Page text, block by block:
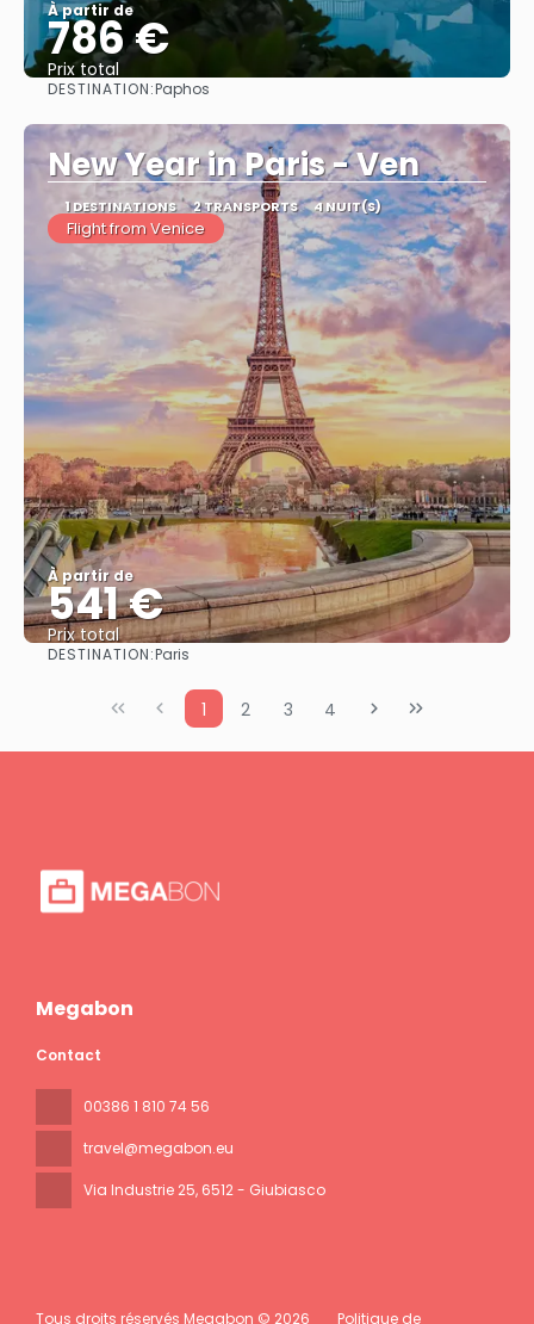
À partir de
786 €
Prix ​​total
DESTINATION:Paphos
New Year in Paris - Ven
1 DESTINATIONS 2 TRANSPORTS 4 NUIT(S)
Flight from Venice
À partir de
541 €
Prix ​​total
DESTINATION:Paris
1 2 3 4
Megabon
Contact
00386 1 810 74 56
travel@megabon.eu
Via Industrie 25, 6512 - Giubiasco
Tous droits réservés Megabon © 2026 Politique de